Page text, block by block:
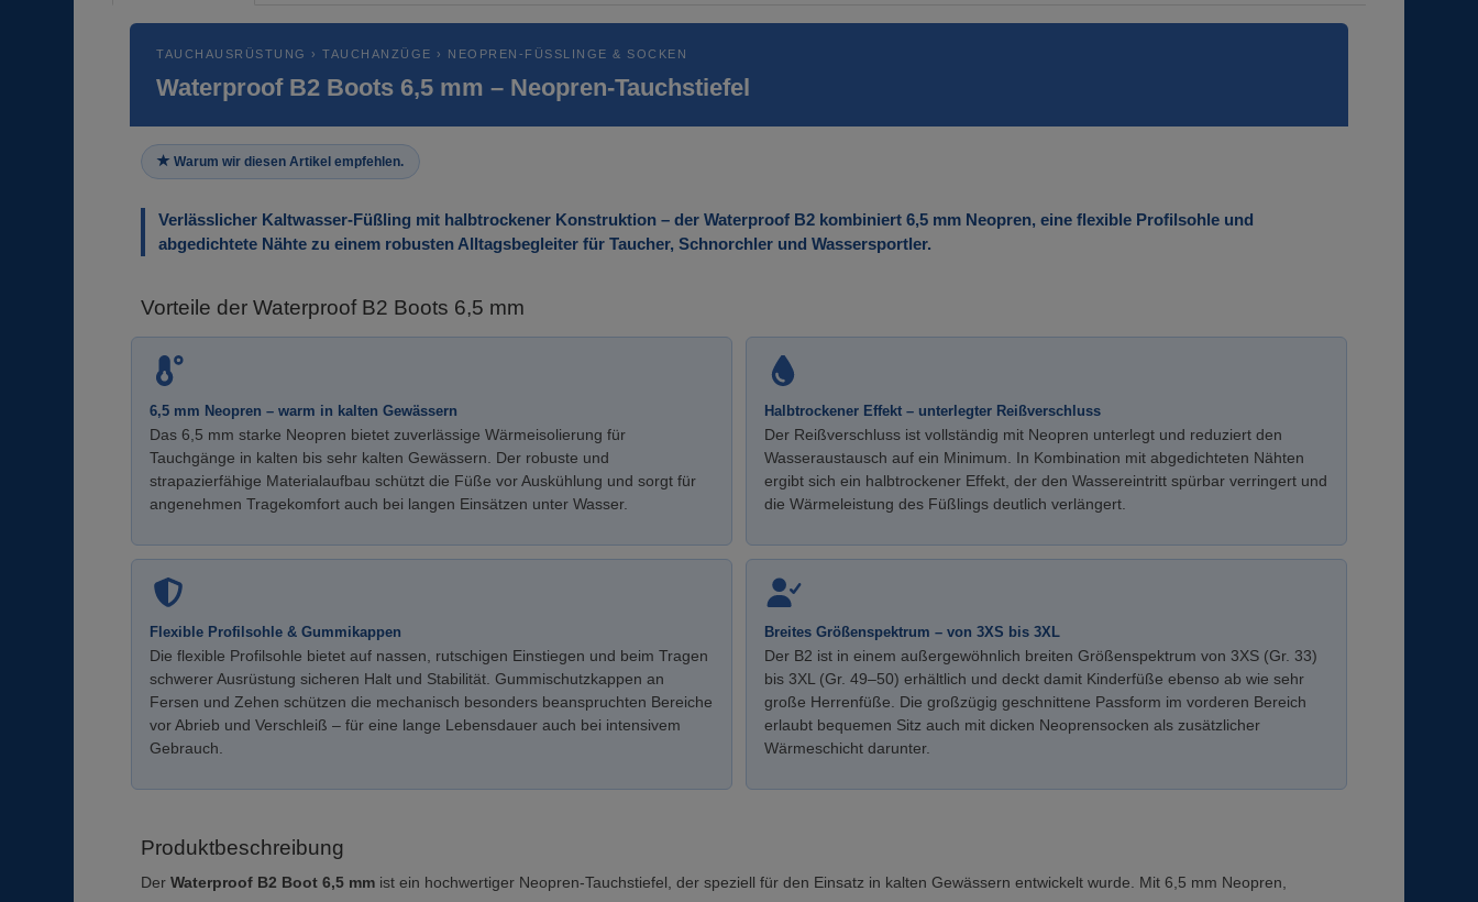
TAUCHAUSRÜSTUNG › TAUCHANZÜGE › NEOPREN-FÜSSLINGE & SOCKEN
Waterproof B2 Boots 6,5 mm – Neopren-Tauchstiefel
Warum wir diesen Artikel empfehlen.
Verlässlicher Kaltwasser-Füßling mit halbtrockener Konstruktion – der Waterproof B2 kombiniert 6,5 mm Neopren, eine flexible Profilsohle und
abgedichtete Nähte zu einem robusten Alltagsbegleiter für Taucher, Schnorchler und Wassersportler.
Vorteile der Waterproof B2 Boots 6,5 mm
6,5 mm Neopren – warm in kalten Gewässern
Das 6,5 mm starke Neopren bietet zuverlässige Wärmeisolierung für
Tauchgänge in kalten bis sehr kalten Gewässern. Der robuste und
strapazierfähige Materialaufbau schützt die Füße vor Auskühlung und sorgt für
angenehmen Tragekomfort auch bei langen Einsätzen unter Wasser.
Halbtrockener Effekt – unterlegter Reißverschluss
Der Reißverschluss ist vollständig mit Neopren unterlegt und reduziert den
Wasseraustausch auf ein Minimum. In Kombination mit abgedichteten Nähten
ergibt sich ein halbtrockener Effekt, der den Wassereintritt spürbar verringert und
die Wärmeleistung des Füßlings deutlich verlängert.
Flexible Profilsohle & Gummikappen
Die flexible Profilsohle bietet auf nassen, rutschigen Einstiegen und beim Tragen
schwerer Ausrüstung sicheren Halt und Stabilität. Gummischutzkappen an
Fersen und Zehen schützen die mechanisch besonders beanspruchten Bereiche
vor Abrieb und Verschleiß – für eine lange Lebensdauer auch bei intensivem
Gebrauch.
Breites Größenspektrum – von 3XS bis 3XL
Der B2 ist in einem außergewöhnlich breiten Größenspektrum von 3XS (Gr. 33)
bis 3XL (Gr. 49–50) erhältlich und deckt damit Kinderfüße ebenso ab wie sehr
große Herrenfüße. Die großzügig geschnittene Passform im vorderen Bereich
erlaubt bequemen Sitz auch mit dicken Neoprensocken als zusätzlicher
Wärmeschicht darunter.
Produktbeschreibung
Der Waterproof B2 Boot 6,5 mm ist ein hochwertiger Neopren-Tauchstiefel, der speziell für den Einsatz in kalten Gewässern entwickelt wurde. Mit 6,5 mm Neopren,